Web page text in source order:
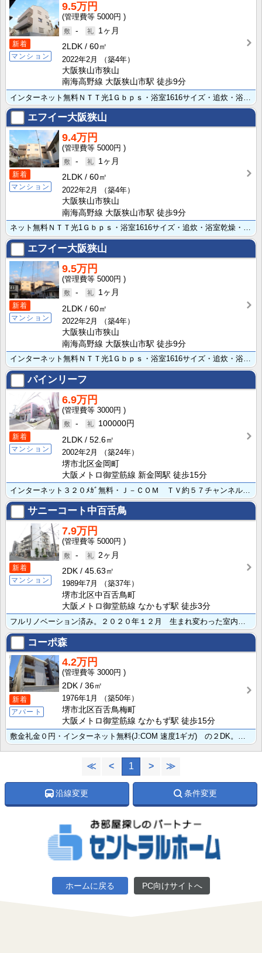
新着
マンション
9.5万円
5000円
-
1ヶ月
2LDK
60㎡
2022年2月
（築4年）
大阪狭山市狭山
南海高野線 大阪狭山市駅 徒歩9分
エフイー大阪狭山
新着
マンション
9.4万円
5000円
-
1ヶ月
2LDK
60㎡
2022年2月
（築4年）
大阪狭山市狭山
南海高野線 大阪狭山市駅 徒歩9分
ネット無料ＮＴＴ光1Ｇｂｐｓ・浴室1616サイズ・追炊・浴室乾燥・システム3口グリル付対面キッチン・･･･
エフイー大阪狭山
新着
マンション
9.5万円
5000円
-
1ヶ月
2LDK
60㎡
2022年2月
（築4年）
大阪狭山市狭山
南海高野線 大阪狭山市駅 徒歩9分
インターネット無料ＮＴＴ光1Ｇｂｐｓ・浴室1616サイズ・追炊・浴室乾燥・システム3口グリル付対面キ･･･
パインリーフ
新着
マンション
6.9万円
3000円
-
100000円
2LDK
52.6㎡
2002年2月
（築24年）
堺市北区金岡町
大阪メトロ御堂筋線 新金岡駅 徒歩15分
サニーコート中百舌鳥
新着
マンション
7.9万円
5000円
-
2ヶ月
2DK
45.63㎡
1989年7月
（築37年）
堺市北区中百舌鳥町
大阪メトロ御堂筋線 なかもず駅 徒歩3分
コーポ森
新着
アパート
4.2万円
3000円
2DK
36㎡
1976年1月
（築50年）
堺市北区百舌鳥梅町
大阪メトロ御堂筋線 なかもず駅 徒歩15分
≪ < 1 > ≫
沿線変更 条件変更
ホームに戻る PC向けサイトへ